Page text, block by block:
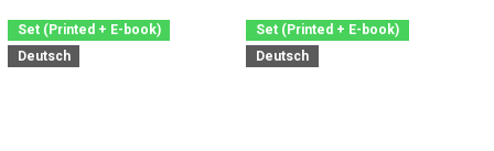
Set (Printed + E-book)
Deutsch
Set (Printed + E-book)
Deutsch